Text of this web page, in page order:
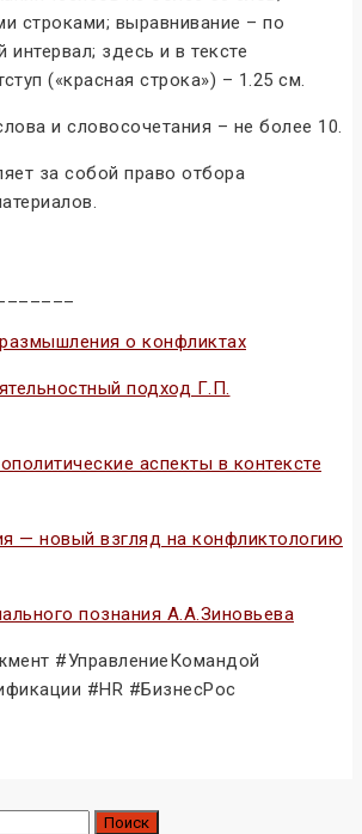
строками; выравнивание – по
здесь и в тексте
(«красная строка») – 1.25 см.
и словосочетания – не более 10.
за собой право отбора
о конфликтах
подход Г.П.
аспекты в контексте
— новый взгляд на конфликтологию
познания А.А.Зиновьева
#УправлениеКомандой
#HR #БизнесРос